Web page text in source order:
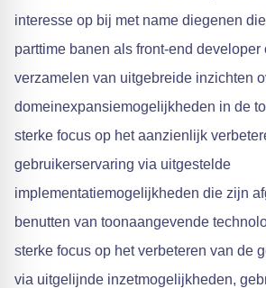
interesse op bij met name diegenen
parttime banen als front-end developer
verzamelen van uitgebreide inzichten
domeinexpansiemogelijkheden in de
sterke focus op het aanzienlijk
gebruikerservaring via uitgestelde
implementatiemogelijkheden die zijn
benutten van toonaangevende
sterke focus op het verbeteren van de
via uitgelijnde inzetmogelijkheden,